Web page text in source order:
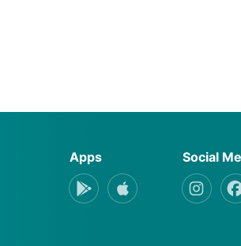
Apps Social